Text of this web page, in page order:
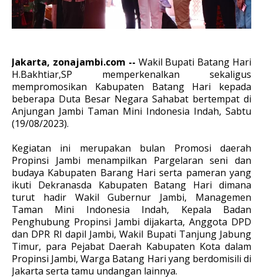
Jakarta, zonajambi.com -- Wakil Bupati Batang Hari
H.Bakhtiar,SP memperkenalkan sekaligus
mempromosikan Kabupaten Batang Hari kepada
beberapa Duta Besar Negara Sahabat bertempat di
Anjungan Jambi Taman Mini Indonesia Indah, Sabtu
(19/08/2023).
Kegiatan ini merupakan bulan Promosi daerah
Propinsi Jambi menampilkan Pargelaran seni dan
budaya Kabupaten Barang Hari serta pameran yang
ikuti Dekranasda Kabupaten Batang Hari dimana
turut hadir Wakil Gubernur Jambi, Managemen
Taman Mini Indonesia Indah, Kepala Badan
Penghubung Propinsi Jambi dijakarta, Anggota DPD
dan DPR RI dapil Jambi, Wakil Bupati Tanjung Jabung
Timur, para Pejabat Daerah Kabupaten Kota dalam
Propinsi Jambi, Warga Batang Hari yang berdomisili di
Jakarta serta tamu undangan lainnya.